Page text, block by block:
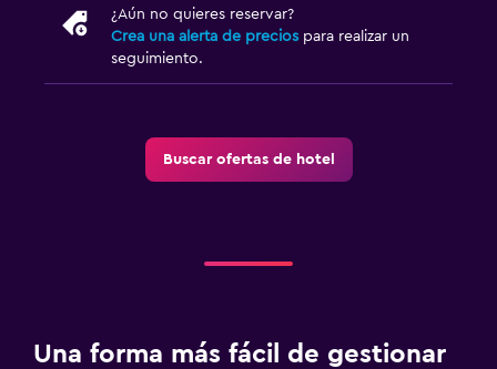
¿Aún no quieres reservar?
Crea una alerta de precios para realizar un
seguimiento.
Buscar ofertas de hotel
Una forma más fácil de gestionar